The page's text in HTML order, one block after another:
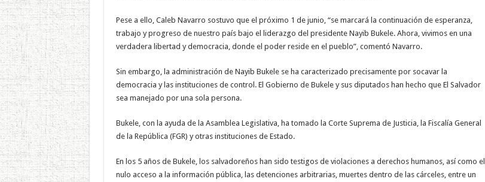
Pese a ello, Caleb Navarro sostuvo que el próximo 1 de junio, “se marcará la continuación de esperanza,
trabajo y progreso de nuestro país bajo el liderazgo del presidente Nayib Bukele. Ahora, vivimos en una
verdadera libertad y democracia, donde el poder reside en el pueblo”, comentó Navarro.
Sin embargo, la administración de Nayib Bukele se ha caracterizado precisamente por socavar la
democracia y las instituciones de control. El Gobierno de Bukele y sus diputados han hecho que El Salvador
sea manejado por una sola persona.
Bukele, con la ayuda de la Asamblea Legislativa, ha tomado la Corte Suprema de Justicia, la Fiscalía General
de la República (FGR) y otras instituciones de Estado.
En los 5 años de Bukele, los salvadoreños han sido testigos de violaciones a derechos humanos, así como el
nulo acceso a la información pública, las detenciones arbitrarias, muertes dentro de las cárceles, entre un